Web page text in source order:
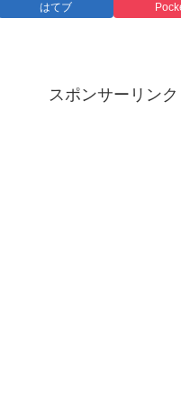
はてブ
スポンサーリンク